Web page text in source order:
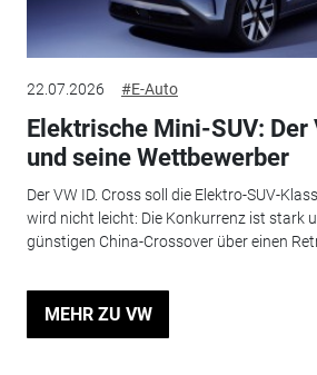
22.07.2026 #E-Auto
Elektrische Mini-SUV: Der
und seine Wettbewerber
Der VW ID. Cross soll die Elektro-SUV-
wird nicht leicht: Die Konkurrenz ist stark
günstigen China-Crossover über einen
MEHR ZU VW